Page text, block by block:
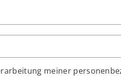
meiner